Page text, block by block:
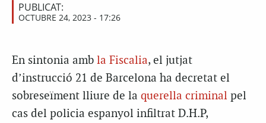
PUBLICAT:
OCTUBRE 24, 2023 - 17:26
En sintonia amb la Fiscalia, el jutjat
d’instrucció 21 de Barcelona ha decretat el
sobreseïment lliure de la querella criminal pel
cas del policia espanyol infiltrat D.H.P,